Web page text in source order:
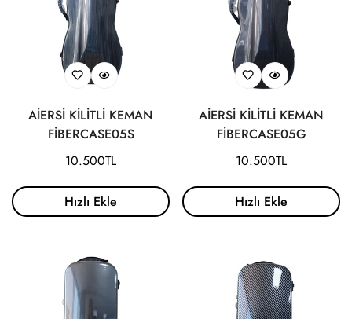
AİERSİ KİLİTLİ KEMAN
FİBERCASE05S
Normal
10.500TL
Hızlı Ekle
AİERSİ KİLİTLİ KEMAN
FİBERCASE05G
Normal
10.500TL
Hızlı Ekle